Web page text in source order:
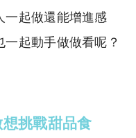
一起做還能增進感
起動手做做看呢？
想挑戰甜品食